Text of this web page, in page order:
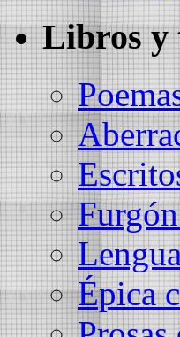
Libros y
Épica